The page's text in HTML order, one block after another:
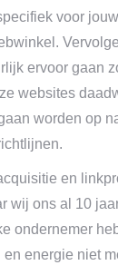
voor
ervoor gaan
websites
worden op
en
wij ons al 10
ondernemer
energie niet